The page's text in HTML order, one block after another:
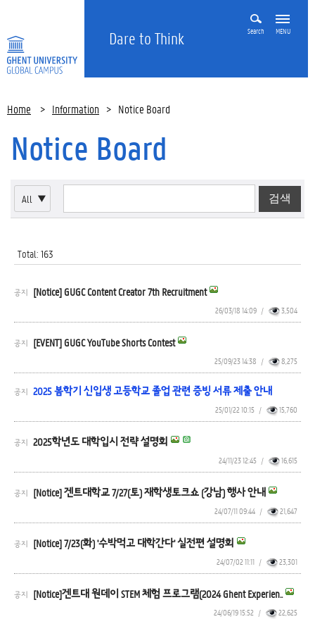
Dare to Think Search MENU
Home > Information > Notice Board
Notice Board
All ▼
Total: 163
공지 [Notice] GUGC Content Creator 7th Recruitment
26/03/18 14:09 / 3,504
공지 [EVENT] GUGC YouTube Shorts Contest
25/09/23 14:38 / 8,275
공지 2025 봄학기 신입생 고등학교 졸업 관련 증빙 서류 제출 안내
25/01/22 10:15 / 15,760
공지 2025학년도 대학입시 전략 설명회
24/11/23 12:45 / 16,615
공지 [Notice] 겐트대학교 7/27(토) 재학생토크쇼 (강남) 행사 안내
24/07/11 09:44 / 21,647
공지 [Notice] 7/23(화) '수박먹고 대학간다' 실전편 설명회
24/07/02 11:11 / 23,301
공지 [Notice]겐트대 원데이 STEM 체험 프로그램(2024 Ghent Experien..
24/06/19 15:52 / 22,625